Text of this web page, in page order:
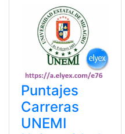
Puntajes
Carreras
UNEMI